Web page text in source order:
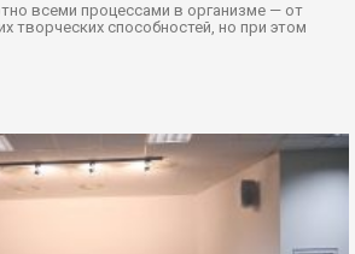
всеми процессами в организме — от
творческих способностей, но при этом